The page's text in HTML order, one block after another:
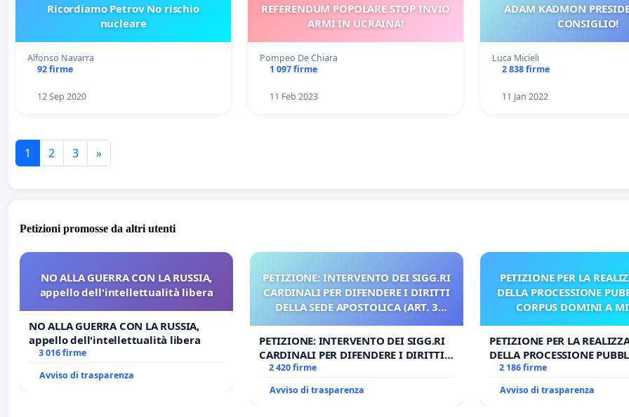
Ricordiamo Petrov No rischio
nucleare
Alfonso Navarra
92 firme
12 Sep 2020
REFERENDUM POPOLARE STOP INVIO
ARMI IN UCRAINA!
Pompeo De Chiara
1 097 firme
11 Feb 2023
ADAM KADMON
CONSIGLIO!
Luca Micieli
2 838 firme
11 Jan 2022
1 2 3 »
Petizioni promosse da altri utenti
NO ALLA GUERRA CON LA RUSSIA,
appello dell'intellettualità libera
NO ALLA GUERRA CON LA RUSSIA,
appello dell'intellettualità libera
3 016 firme
Avviso di trasparenza
PETIZIONE: INTERVENTO DEI SIGG.RI
CARDINALI PER DIFENDERE I DIRITTI
DELLA SEDE APOSTOLICA (ART. 3
PETIZIONE: INTERVENTO DEI SIGG.RI
CARDINALI PER DIFENDERE I DIRITTI
DELLA SEDE APOSTOLICA (ART. 3 UDG)
2 420 firme
Avviso di trasparenza
PETIZIONE PER LA
DELLA PROCESSIONE
CORPUS DOMINI A
PETIZIONE PER LA
DELLA PROCESSIONE
CORPUS DOMINI A MILANO
2 186 firme
Avviso di trasparenza